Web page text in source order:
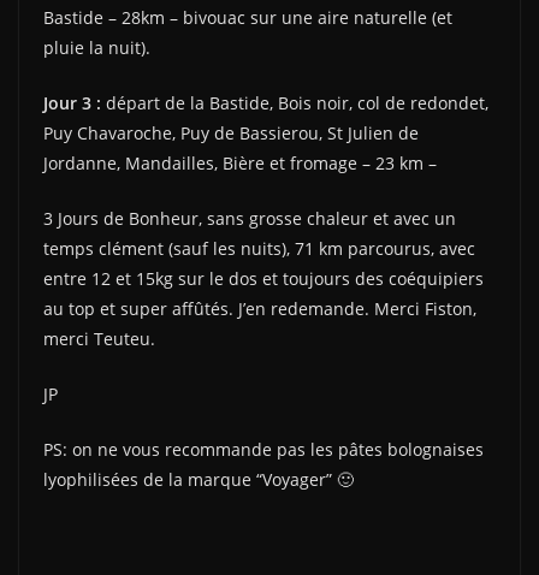
Bastide – 28km – bivouac sur une aire naturelle (et
pluie la nuit).
Jour 3 : départ de la Bastide, Bois noir, col de redondet,
Puy Chavaroche, Puy de Bassierou, St Julien de
Jordanne, Mandailles, Bière et fromage – 23 km –
3 Jours de Bonheur, sans grosse chaleur et avec un
temps clément (sauf les nuits), 71 km parcourus, avec
entre 12 et 15kg sur le dos et toujours des coéquipiers
au top et super affûtés. J’en redemande. Merci Fiston,
merci Teuteu.
JP
PS: on ne vous recommande pas les pâtes bolognaises
lyophilisées de la marque “Voyager” 🙂